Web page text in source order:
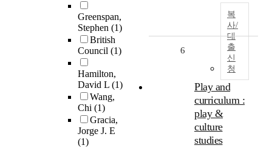
Greenspan,
Stephen (1)
British
Council (1)
Hamilton,
David L (1)
Wang,
Chi (1)
Gracia,
Jorge J. E
(1)
복
사/
대
출
신
청
6
Play and
curriculum :
play &
culture
studies